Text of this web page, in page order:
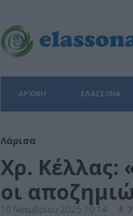
ΑΡΧΙΚΉ ΕΛΑΣΣΌΝΑ
Λάρισα
Χρ. Κέλλας:
οι
10 Νοεμβρίου 2025 10:14